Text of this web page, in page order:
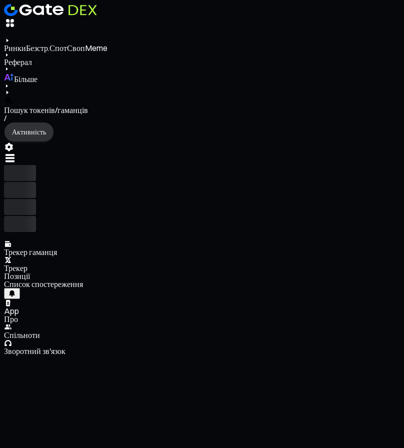
РинкиБезстр.СпотСвопMeme
Реферал
Більше
Пошук токенів/гаманців
/
Активність
Трекер гаманця
Трекер
Позиції
Список спостереження
App
Про
Спільноти
Зворотний зв'язок